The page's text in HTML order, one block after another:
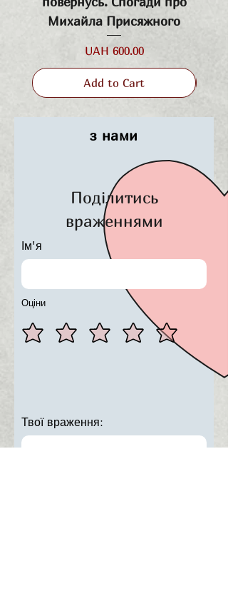
своєї правди у своєму домі.
Михайла Присяжного
Price
UAH 600.00
Add to Cart
з нами
Поділитись
враженнями
Ім'я
Оціни
Твої враження: